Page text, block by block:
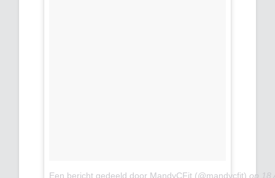
Een bericht gedeeld door MandyCFit (@mandycfit) op 18